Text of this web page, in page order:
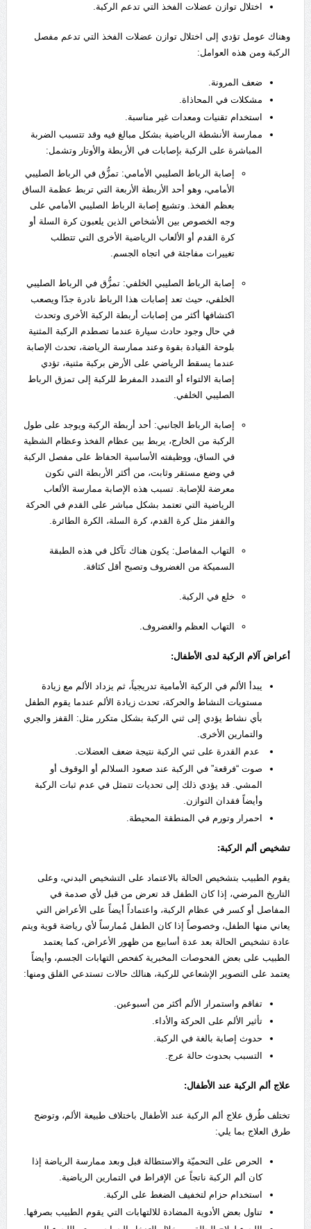
اختلال توازن عضلات الفخذ التي تدعم الركبة.
وهناك عومل تؤدي إلى اختلال توازن عضلات الفخذ التي تدعم مفصل
الركبة ومن هذه العوامل:
ضعف المرونة.
مشكلات في المحاذاة.
استخدام تقنيات ومعدات غير مناسبة.
ممارسة الأنشطة الرياضية بشكل مبالغ فيه وقد تتسبب الضربة
المباشرة على الركبة بإصابات في الأربطة والأوتار وتشمل:
إصابة الرباط الصليبي الأمامي: تمزُّق في الرباط الصليبي
الأمامي، وهو أحد الأربطة الأربعة التي تربط عظمة الساق
بعظم الفخذ. وتشيع إصابة الرباط الصليبي الأمامي على
وجه الخصوص بين الأشخاص الذين يلعبون كرة السلة أو
كرة القدم أو الألعاب الرياضية الأخرى التي تتطلب
تغييرات مفاجئة في اتجاه الجسم.
إصابة الرباط الصليبي الخلفي: تمزُّق في الرباط الصليبي
الخلفي، حيث تعد إصابات هذا الرباط نادرة جدًا ويصعب
اكتشافها أكثر من إصابات أربطة الركبة الأخرى وتحدث
في حال وجود حادث سيارة عندما تصطدم الركبة المثنية
بلوحة القيادة بقوة وعند ممارسة الرياضة، تحدث الإصابة
عندما يسقط الرياضي على الأرض بركبة مثنية، تؤدي
إصابة الالتواء أو التمدد المفرط للركبة إلى تمزق الرباط
الصليبي الخلفي.
إصابة الرباط الجانبي: أحد أربطة الركبة ويوجد على طول
الركبة من الخارج، يربط بين عظام الفخذ وعظام الشظية
في الساق، ووظيفته الأساسية الحفاظ على مفصل الركبة
في وضع مستقر وثابت، من أكثر الأربطة التي تكون
معرضة للإصابة. تسبب هذه الإصابة ممارسة الألعاب
الرياضية التي تعتمد بشكل مباشر على القدم في الحركة
والقفز مثل كرة القدم، كرة السلة، الكرة الطائرة.
التهاب المفاصل: يكون هناك تآكل في هذه الطبقة
السميكة من الغضروف وتصبح أقل كثافة.
خلع في الركبة.
التهاب العظم والغضروف.
أعراض آلام الركبة لدى الأطفال:
يبدأ الألم في الركبة الأمامية تدريجياً، ثم يزداد الألم مع زيادة
مستويات النشاط والحركة، تحدث زيادة الألم عندما يقوم الطفل
بأي نشاط يؤدي إلى ثني الركبة بشكل متكرر مثل: القفز والجري
والتمارين الأخرى.
عدم القدرة على ثني الركبة نتيجة ضعف العضلات.
صوت “فرقعة” في الركبة عند صعود السلالم أو الوقوف أو
المشي. قد يؤدي ذلك إلى تحديات تتمثل في عدم ثبات الركبة
وأيضاً فقدان التوازن.
احمرار وتورم في المنطقة المحيطة.
تشخيص ألم الركبة:
يقوم الطبيب بتشخيص الحالة بالاعتماد على التشخيص البدني، وعلى
التاريخ المرضي، إذا كان الطفل قد تعرض من قبل لأي صدمة في
المفاصل أو كسر في عظام الركبة، واعتماداً أيضاً على الأعراض التي
يعاني منها الطفل، وخصوصاً إذا كان الطفل مُمارساً لأي رياضة قوية ويتم
عادة تشخيص الحالة بعد عدة أسابيع من ظهور الأعراض، كما يعتمد
الطبيب على بعض الفحوصات المخبرية كفحص التهابات الجسم، وأيضاً
يعتمد على التصوير الإشعاعي للركبة، هنالك حالات تستدعي القلق ومنها:
تفاقم واستمرار الألم أكثر من أسبوعين.
تأثير الألم على الحركة والأداء.
حدوث إصابة بالغة في الركبة.
التسبب بحدوث حالة عرج.
علاج ألم الركبة عند الأطفال:
تختلف طُرق علاج ألم الركبة عند الأطفال باختلاف طبيعة الألم، وتوضح
طرق العلاج بما يلي:
الحرص على التحميّة والاستطالة قبل وبعد ممارسة الرياضة إذا
كان ألم الركبة ناتجاً عن الإفراط في التمارين الرياضية.
استخدام حزام لتخفيف الضغط على الركبة.
تناول بعض الأدوية المضادة للالتهابات التي يقوم الطبيب بصرفها.